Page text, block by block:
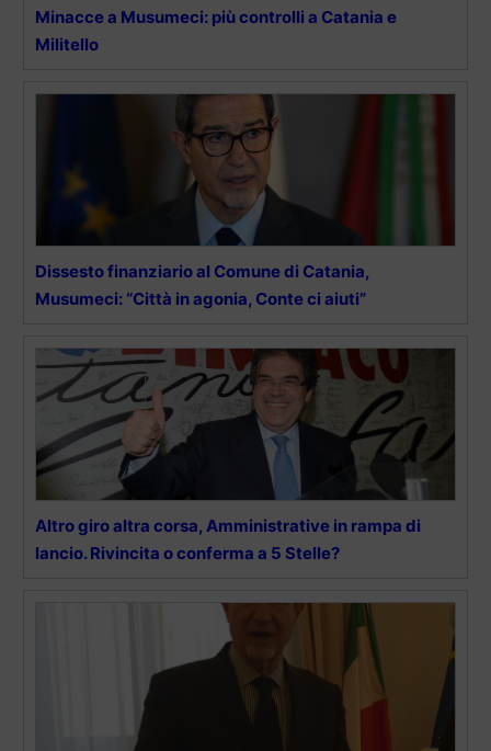
Minacce a Musumeci: più controlli a Catania e
Militello
Dissesto finanziario al Comune di Catania,
Musumeci: “Città in agonia, Conte ci aiuti”
Altro giro altra corsa, Amministrative in rampa di
lancio. Rivincita o conferma a 5 Stelle?